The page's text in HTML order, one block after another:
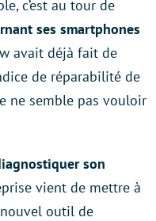
c’est au tour de
ses smartphones
avait déjà fait de
de réparabilité de
ne semble pas vouloir
son
vient de mettre à
outil de